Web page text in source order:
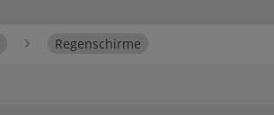
Regenschirme